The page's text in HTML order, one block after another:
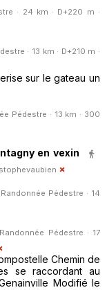
· 24 km · D+220 m ·
· 13 km · D+210 m ·
sur le gateau un
Pédestre · 13 km · 300
en vexin
Randonnée Pédestre · 14
Randonnée Pédestre · 17
Chemin de
se raccordant au
Modifié le